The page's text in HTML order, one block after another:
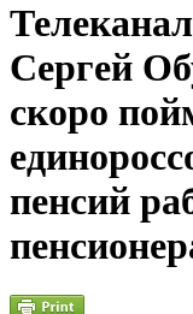
Сергей
скоро
пенсий